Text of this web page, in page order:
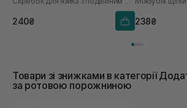
240₴ 238₴
Товари зі знижками в категорії
за ротовою порожниною